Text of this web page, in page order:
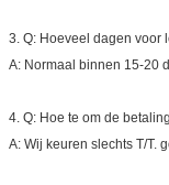
3. Q: Hoeveel dagen voor
A: Normaal binnen 15-20
4. Q: Hoe te om de
A: Wij keuren slechts T/T.